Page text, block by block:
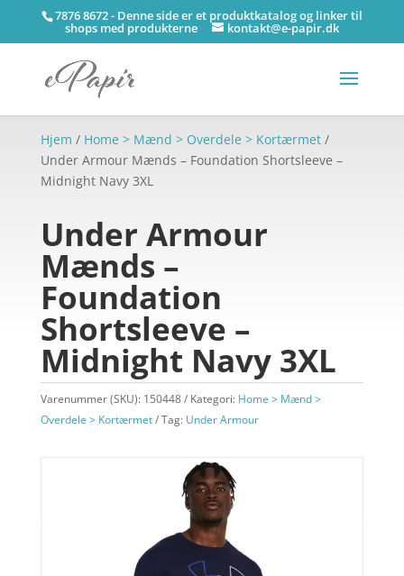
7876 8672 - Denne side er et produktkatalog og linker til
shops med produkterne kontakt@e-papir.dk
Hjem / Home > Mænd > Overdele > Kortærmet/
Under Armour Mænds – Foundation Shortsleeve –
Midnight Navy 3XL
Under Armour
Mænds –
Foundation
Shortsleeve –
Midnight Navy 3XL
Varenummer (SKU): 150448 Kategori: Home > Mænd >
Overdele > Kortærmet
Tag: Under Armour